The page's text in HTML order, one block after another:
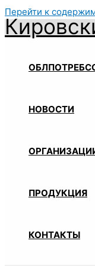
Перейти к
НОВОСТИ
ПРОДУКЦИЯ
КОНТАКТЫ